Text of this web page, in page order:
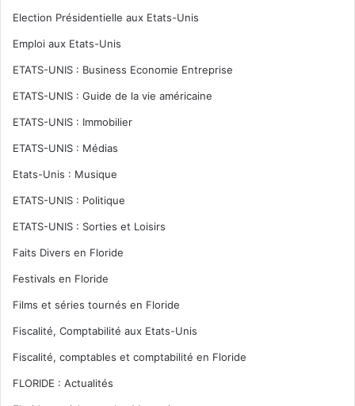
Election Présidentielle aux Etats-Unis
Emploi aux Etats-Unis
ETATS-UNIS : Business Economie Entreprise
ETATS-UNIS : Guide de la vie américaine
ETATS-UNIS : Immobilier
ETATS-UNIS : Médias
Etats-Unis : Musique
ETATS-UNIS : Politique
ETATS-UNIS : Sorties et Loisirs
Faits Divers en Floride
Festivals en Floride
Films et séries tournés en Floride
Fiscalité, Comptabilité aux Etats-Unis
Fiscalité, comptables et comptabilité en Floride
FLORIDE : Actualités